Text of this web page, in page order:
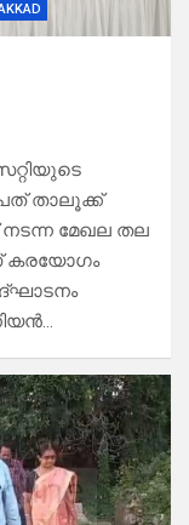
താലൂക്ക്
മേഖല തല